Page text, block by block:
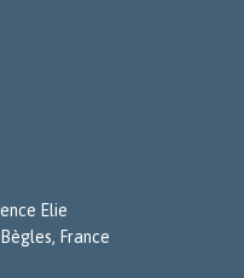
Elie
France